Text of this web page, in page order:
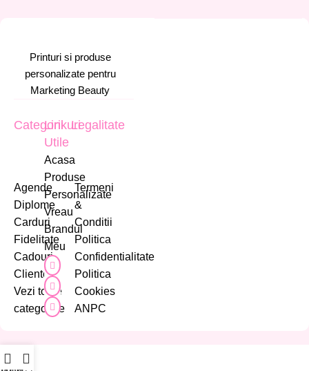
Printuri si produse
personalizate pentru
Marketing Beauty
Categorii
Agende
Diplome
Carduri
Fidelitate
Cadouri
Cliente
Vezi toate
categoriile
Linkuri
Utile
Acasa
Produse
Personalizate
Vreau
Brandul
Meu
Legalitate
Termeni
&
Conditii
Politica
Confidentialitate
Politica
Cookies
ANPC